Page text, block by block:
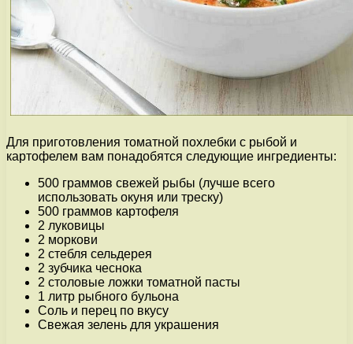
Для приготовления томатной похлебки с рыбой и
картофелем вам понадобятся следующие ингредиенты:
500 граммов свежей рыбы (лучше всего
использовать окуня или треску)
500 граммов картофеля
2 луковицы
2 моркови
2 стебля сельдерея
2 зубчика чеснока
2 столовые ложки томатной пасты
1 литр рыбного бульона
Соль и перец по вкусу
Свежая зелень для украшения